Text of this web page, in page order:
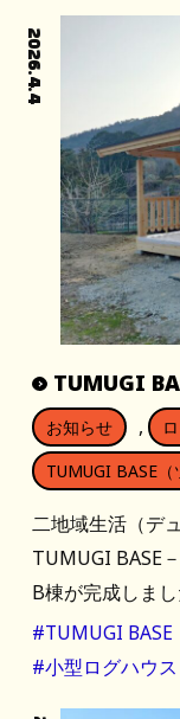
2026.4.4
TUMUGI
お知らせ ,
TUMUGI BASE（
二地域生活（デ
TUMUGI BASE
B棟が完成しま
#TUMUGI BASE
#小型ログハウス